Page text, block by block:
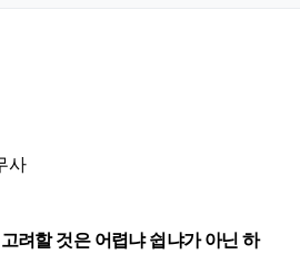
사
려할 것은 어렵냐 쉽냐가 아닌 하